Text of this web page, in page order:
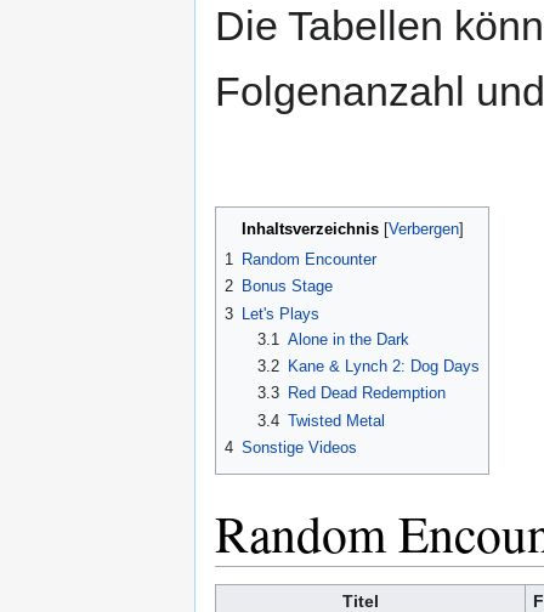
Die Tabellen
Folgenanzahl
Inhaltsverzeichnis
1
Random Encounter
2 Bonus Stage
3 Let's Plays
3.1 Alone in the Dark
3.2
Kane & Lynch 2: Dog Days
3.3
Red Dead Redemption
3.4 Twisted Metal
4 Sonstige Videos
Random
Titel